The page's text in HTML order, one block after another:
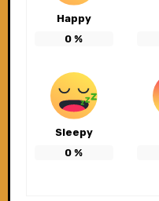
Happy
0 %
Sleepy
0 %